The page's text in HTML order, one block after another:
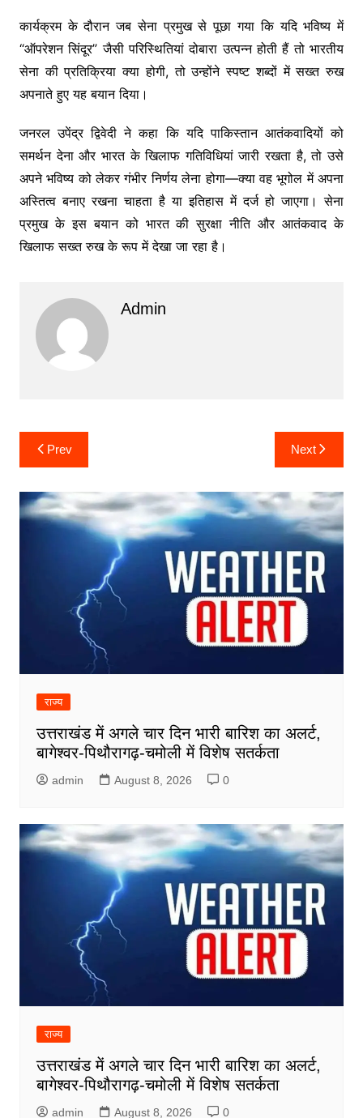
कार्यक्रम के दौरान जब सेना प्रमुख से पूछा गया कि यदि भविष्य में
“ऑपरेशन सिंदूर” जैसी परिस्थितियां दोबारा उत्पन्न होती हैं तो भारतीय
सेना की प्रतिक्रिया क्या होगी, तो उन्होंने स्पष्ट शब्दों में सख्त रुख
अपनाते हुए यह बयान दिया।
जनरल उपेंद्र द्विवेदी ने कहा कि यदि पाकिस्तान आतंकवादियों को
समर्थन देना और भारत के खिलाफ गतिविधियां जारी रखता है, तो उसे
अपने भविष्य को लेकर गंभीर निर्णय लेना होगा—क्या वह भूगोल में अपना
अस्तित्व बनाए रखना चाहता है या इतिहास में दर्ज हो जाएगा। सेना
प्रमुख के इस बयान को भारत की सुरक्षा नीति और आतंकवाद के
खिलाफ सख्त रुख के रूप में देखा जा रहा है।
Admin
Post
navigation
Prev Next
राज्य
उत्तराखंड में अगले चार दिन भारी बारिश का अलर्ट,
बागेश्वर-पिथौरागढ़-चमोली में विशेष सतर्कता
admin August 8, 2026 0
राज्य
उत्तराखंड में अगले चार दिन भारी बारिश का अलर्ट,
बागेश्वर-पिथौरागढ़-चमोली में विशेष सतर्कता
admin August 8, 2026 0